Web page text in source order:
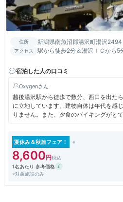
住所 新潟県南魚沼郡湯沢町湯沢2494
アクセス
駅から徒歩2分＆湯沢ＩＣから5
印！
宿泊した人の口コミ
Oxygen
越後湯沢駅から徒歩で数分、西口を出た
に立地しています。建物自体は年代を感
りません。また、夕食のバイキングがと
とで最初はあまり期待していませんでし
夏休み＆秋旅フェア！
8,600
1名あたり 参考価格
※対象施設のみ